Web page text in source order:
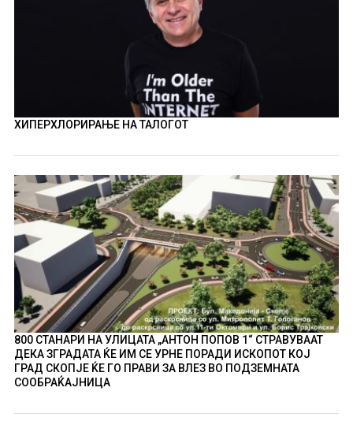
ХИПЕРХЛОРИРАЊЕ НА ТАЛОГОТ
800 СТАНАРИ НА УЛИЦАТА „АНТОН ПОПОВ 1“ СТРАВУВААТ
ДЕКА ЗГРАДАТА ЌЕ ИМ СЕ УРНЕ ПОРАДИ ИСКОПОТ КОЈ
ГРАД СКОПЈЕ ЌЕ ГО ПРАВИ ЗА ВЛЕЗ ВО ПОДЗЕМНАТА
СООБРАЌАЈНИЦА